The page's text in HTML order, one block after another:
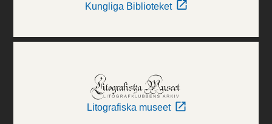
Kungliga Biblioteket
Litografiska museet